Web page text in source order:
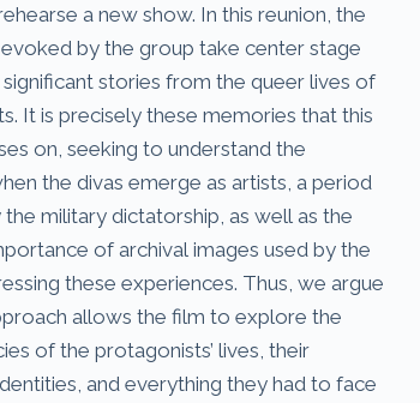
a new show. In this reunion, the
by the group take center stage
stories from the queer lives of
It is precisely these memories that this
on, seeking to understand the
the divas emerge as artists, a period
military dictatorship, as well as the
of archival images used by the
these experiences. Thus, we argue
allows the film to explore the
of the protagonists’ lives, their
and everything they had to face